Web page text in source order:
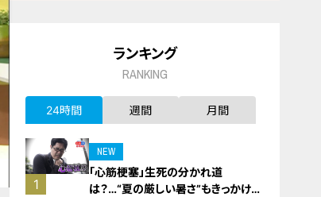
ランキング
RANKING
24時間 週間 月間
1
NEW
「心筋梗塞」生死の分かれ道
は？…“夏の厳しい暑さ”もきっかけ